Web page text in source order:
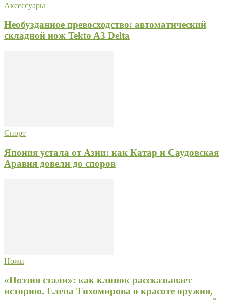
Аксессуары
Необузданное превосходство: автоматический
складной нож Tekto A3 Delta
Спорт
Япония устала от Азии: как Катар и Саудовская
Аравия довели до споров
Ножи
«Поэзия стали»: как клинок рассказывает
историю. Елена Тихомирова о красоте оружия,